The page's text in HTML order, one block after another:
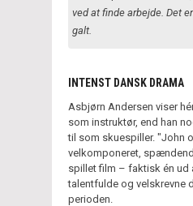
ved at finde arbejde. Det
galt.
INTENST DANSK DRAMA
Asbjørn Andersen viser
som instruktør, end han
til som skuespiller. "John
velkomponeret,
spillet film – faktisk én ud
talentfulde og velskrevne
perioden.